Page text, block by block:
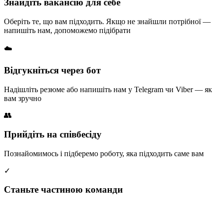
Знайдіть вакансію для себе
Оберіть те, що вам підходить. Якщо не знайшли потрібної —
напишіть нам, допоможемо підібрати
☁️
Відгукніться через бот
Надішліть резюме або напишіть нам у Telegram чи Viber — як
вам зручно
👥
Прийдіть на співбесіду
Познайомимось і підберемо роботу, яка підходить саме вам
✓
Станьте частиною команди